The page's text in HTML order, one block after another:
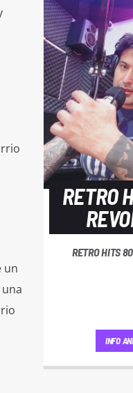
un
RETRO
RETRO HITS
INFO